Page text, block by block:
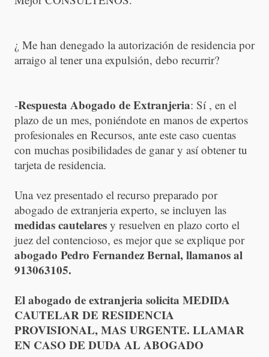
¿ Me han denegado la autorización de residencia por
arraigo al tener una expulsión, debo recurrir?
-Respuesta Abogado de Extranjeria: Sí , en el
plazo de un mes, poniéndote en manos de expertos
profesionales en Recursos, ante este caso cuentas
con muchas posibilidades de ganar y así obtener tu
tarjeta de residencia.
Una vez presentado el recurso preparado por
abogado de extranjeria experto, se incluyen las
medidas cautelares y resuelven en plazo corto el
juez del contencioso, es mejor que se explique por
abogado Pedro Fernandez Bernal, llamanos al
913063105.
El abogado de extranjeria solicita MEDIDA
CAUTELAR DE RESIDENCIA
PROVISIONAL, MAS URGENTE. LLAMAR
EN CASO DE DUDA AL ABOGADO